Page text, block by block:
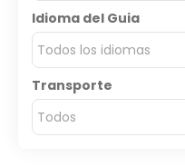
Idioma del Guia
Todos los idiomas
Transporte
Todos